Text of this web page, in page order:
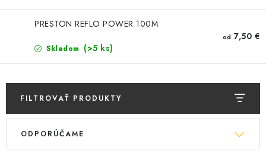
TAŠKY A PÚZDRA
DARČEKOVÝ POUKAZ
PRESTON REFLO POWER 100M
Skladom (>5 ks)
od 7,50 €
FILTROVAŤ PRODUKTY
V
R
ODPORÚČAME